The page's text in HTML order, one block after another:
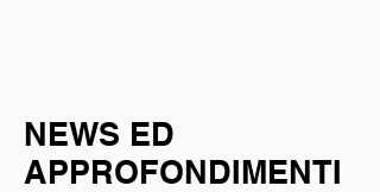
NEWS ED
APPROFONDIMENTI